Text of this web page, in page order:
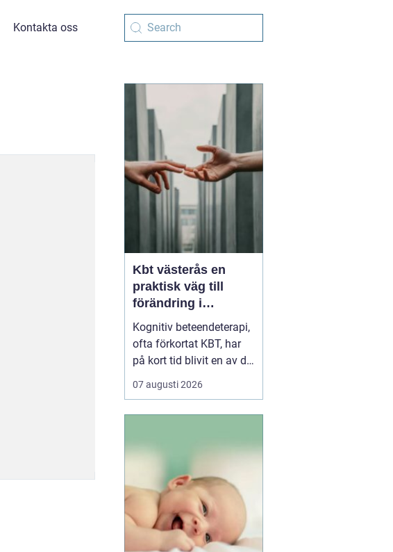
Kontakta oss
Kbt västerås en
praktisk väg till
förändring i
vardagen
Kognitiv beteendeterapi,
ofta förkortat KBT, har
på kort tid blivit en av de
mest använda
behandlingsmetoderna
Västerås söker allt fler
nedstämdhet och
relationsproblem. När
människ...
07 augusti 2026